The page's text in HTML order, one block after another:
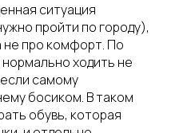
ситуация
пройти по городу),
не про комфорт. По
ходить не
самому
босиком. В таком
обувь, которая